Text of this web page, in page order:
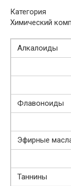
Категория
Химический
Алкалоиды
Флавоноиды
Эфирные
Таннины